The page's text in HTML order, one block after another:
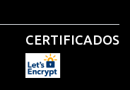
CERTIFICADOS